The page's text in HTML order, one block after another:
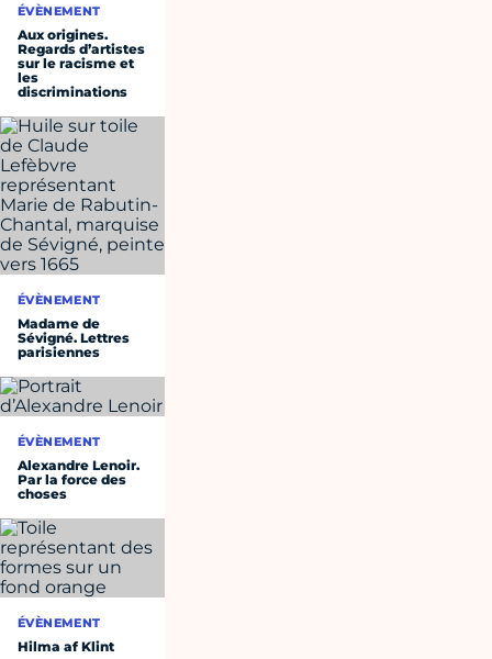
ÉVÈNEMENT
Aux origines.
Regards d’artistes
sur le racisme et
les
discriminations
ÉVÈNEMENT
Madame de
Sévigné. Lettres
parisiennes
ÉVÈNEMENT
Alexandre Lenoir.
Par la force des
choses
ÉVÈNEMENT
Hilma af Klint